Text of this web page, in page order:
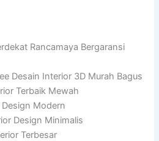
Rancamaya Bergaransi
Desain Interior 3D Murah Bagus
Terbaik Mewah
Modern
Design Minimalis
Terbesar